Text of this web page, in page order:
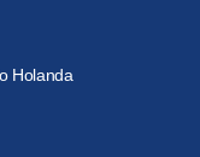
Holanda